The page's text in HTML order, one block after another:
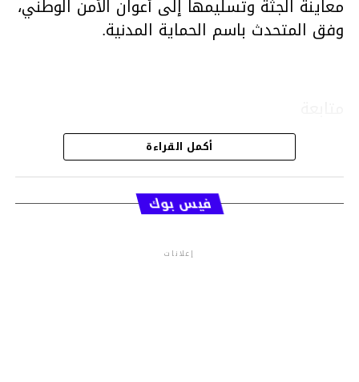
معاينة الجثة وتسليمها إلى أعوان الأمن الوطني،
وفق المتحدث باسم الحماية المدنية.
قسم الاخبار
أكمل القراءة
فيس بوك
إعلانات